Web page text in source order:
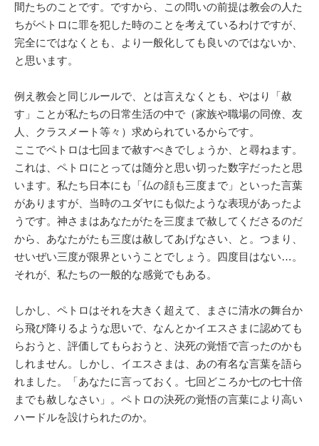
間たちのことです。ですから、この問いの前提は教会の人た
ちがペトロに罪を犯した時のことを考えているわけですが、
完全にではなくとも、より一般化しても良いのではないか、
と思います。
例え教会と同じルールで、とは言えなくとも、やはり「赦
す」ことが私たちの日常生活の中で（家族や職場の同僚、友
人、クラスメート等々）求められているからです。
ここでペトロは七回まで赦すべきでしょうか、と尋ねます。
これは、ペトロにとっては随分と思い切った数字だったと思
います。私たち日本にも「仏の顔も三度まで」といった言葉
がありますが、当時のユダヤにも似たような表現があったよ
うです。神さまはあなたがたを三度まで赦してくださるのだ
から、あなたがたも三度は赦してあげなさい、と。つまり、
せいぜい三度が限界ということでしょう。四度目はない…。
それが、私たちの一般的な感覚でもある。
しかし、ペトロはそれを大きく超えて、まさに清水の舞台か
ら飛び降りるような思いで、なんとかイエスさまに認めても
らおうと、評価してもらおうと、決死の覚悟で言ったのかも
しれません。しかし、イエスさまは、あの有名な言葉を語ら
れました。「あなたに言っておく。七回どころか七の七十倍
までも赦しなさい」。ペトロの決死の覚悟の言葉により高い
ハードルを設けられたのか。